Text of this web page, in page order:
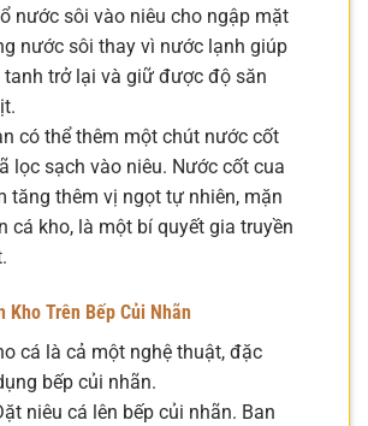
nước sôi vào niêu cho ngập mặt
nước sôi thay vì nước lạnh giúp
tanh trở lại và giữ được độ săn
có thể thêm một chút nước cốt
lọc sạch vào niêu. Nước cốt cua
tăng thêm vị ngọt tự nhiên, mặn
cá kho, là một bí quyết gia truyền
Kho Trên Bếp Củi Nhãn
cá là cả một nghệ thuật, đặc
bếp củi nhãn.
niêu cá lên bếp củi nhãn. Ban